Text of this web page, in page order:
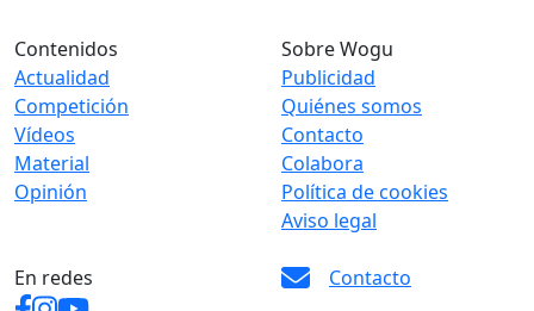
Contenidos
Actualidad
Competición
Vídeos
Material
Opinión
Sobre Wogu
Publicidad
Quiénes somos
Contacto
Colabora
Política de cookies
Aviso legal
En redes Contacto